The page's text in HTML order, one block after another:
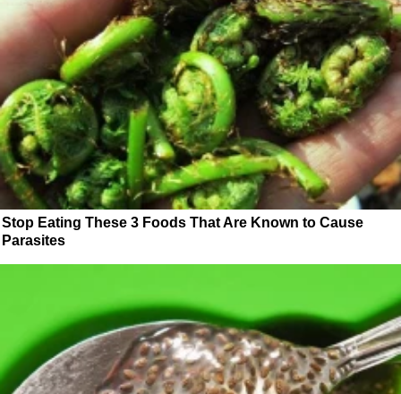
Stop Eating These 3 Foods That Are Known to Cause
Parasites